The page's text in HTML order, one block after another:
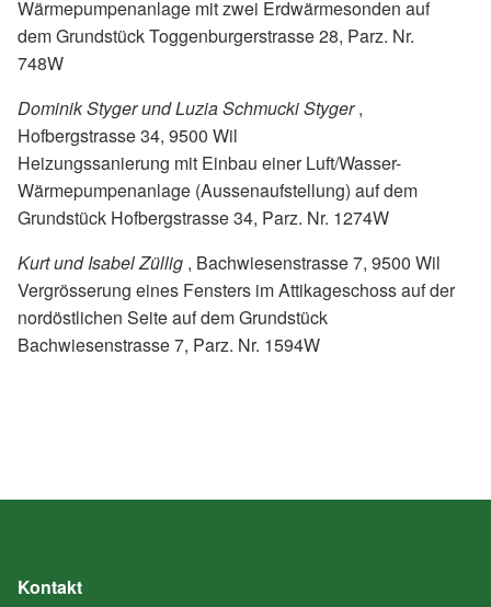
Wärmepumpenanlage mit zwei Erdwärmesonden auf
dem Grundstück Toggenburgerstrasse 28, Parz. Nr.
748W
Dominik Styger und Luzia Schmucki Styger,
Hofbergstrasse 34, 9500 Wil
Heizungssanierung mit Einbau einer Luft/Wasser-
Wärmepumpenanlage (Aussenaufstellung) auf dem
Grundstück Hofbergstrasse 34, Parz. Nr. 1274W
Kurt und Isabel Züllig , Bachwiesenstrasse 7, 9500 Wil
Vergrösserung eines Fensters im Attikageschoss auf der
nordöstlichen Seite auf dem Grundstück
Bachwiesenstrasse 7, Parz. Nr. 1594W
Kontakt